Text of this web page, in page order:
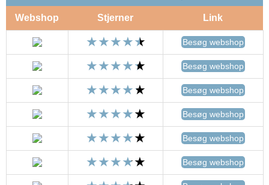
Webshop Stjerner Link
Besøg webshop
Besøg webshop
Besøg webshop
Besøg webshop
Besøg webshop
Besøg webshop